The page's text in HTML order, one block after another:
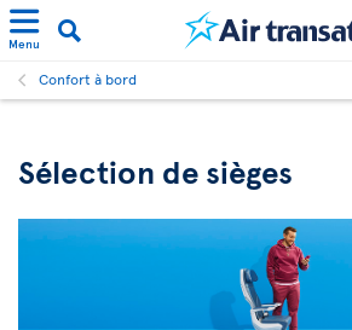
Menu
Confort à bord
Sélection de sièges